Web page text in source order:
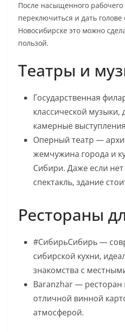
После насыщенного
переключиться и дать голове
Новосибирске это можно
пользой.
Театры и
Государственная
классической
камерные
Оперный театр —
жемчужина города и
Сибири. Даже если
спектакль, здание
Рестораны
#СибирьСибирь —
сибирской кухни,
знакомства с
Baranzhar — ресторан
отличной винной
атмосферой.